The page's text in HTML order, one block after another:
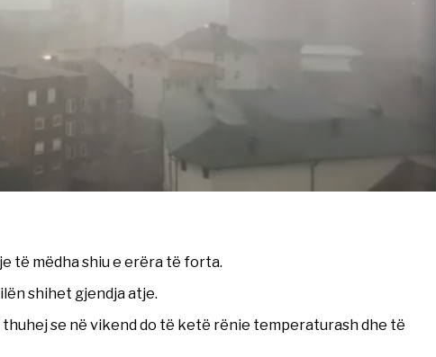
të mëdha shiu e erëra të forta.
shihet gjendja atje.
se në vikend do të ketë rënie temperaturash dhe të